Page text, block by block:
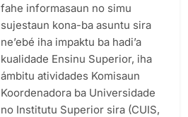
fahe informasaun no simu
sujestaun kona-ba asuntu sira
ne’ebé iha impaktu ba hadi’a
kualidade Ensinu Superior, iha
ámbitu atividades Komisaun
Koordenadora ba Universidade
no Institutu Superior sira (CUIS,